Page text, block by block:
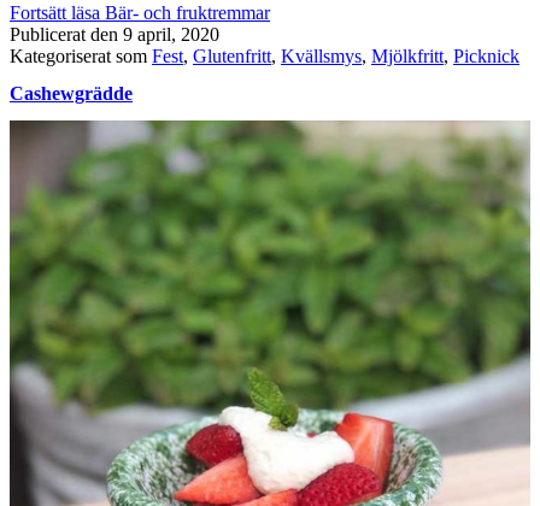
Fortsätt läsa Bär- och fruktremmar
Publicerat den 9 april, 2020
Kategoriserat som Fest, Glutenfritt, Kvällsmys, Mjölkfritt, Picknick
Cashewgrädde